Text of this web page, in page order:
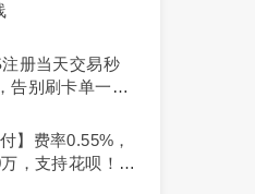
册当天交易秒
告别刷卡单一商
】费率0.55%，
，支持花呗！扫